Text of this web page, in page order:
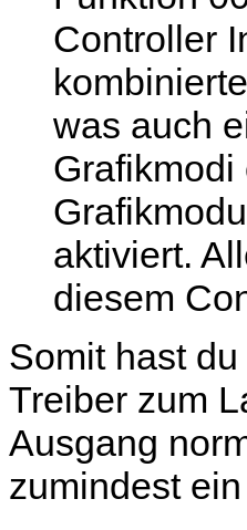
Controller
was auch
aktiviert.
diesem
Somit hast
Treiber zum
Ausgang
zumindest